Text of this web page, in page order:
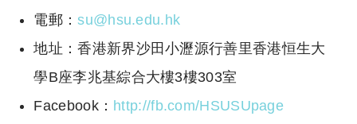
電郵：su@hsu.edu.hk
地址：香港新界沙田小瀝源行善里香港恒生大
學B座李兆基綜合大樓3樓303室
Facebook： http://fb.com/HSUSUpage